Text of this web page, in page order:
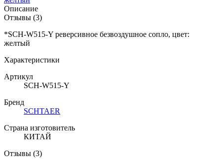
Описание
Отзывы (3)
*SCH-W515-Y реверсивное безвоздушное сопло, цвет:
желтый
Характеристики
Артикул
SCH-W515-Y
Бренд
SCHTAER
Страна изготовитель
КИТАЙ
Отзывы (3)